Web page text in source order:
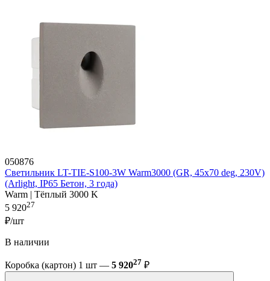
050876
Светильник LT-TIE-S100-3W Warm3000 (GR, 45x70 deg, 230V)
(Arlight, IP65 Бетон, 3 года)
Warm | Тёплый 3000 K
5 92027
₽/шт
В наличии
Коробка (картон) 1 шт — 5 92027 ₽